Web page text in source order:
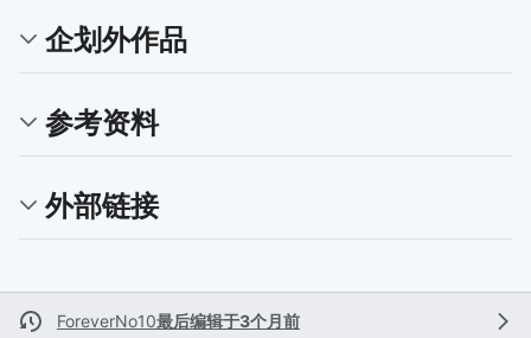
企划外作品
参考资料
外部链接
ForeverNo10最后编辑于3个月前